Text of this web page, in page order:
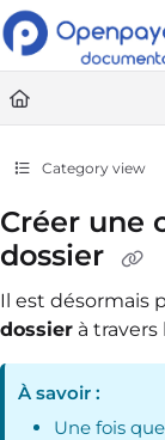
Fetch the complete
Use this file to
Category view
Créer une
dossier
Il est désormais
dossier à
À savoir :
Une fois